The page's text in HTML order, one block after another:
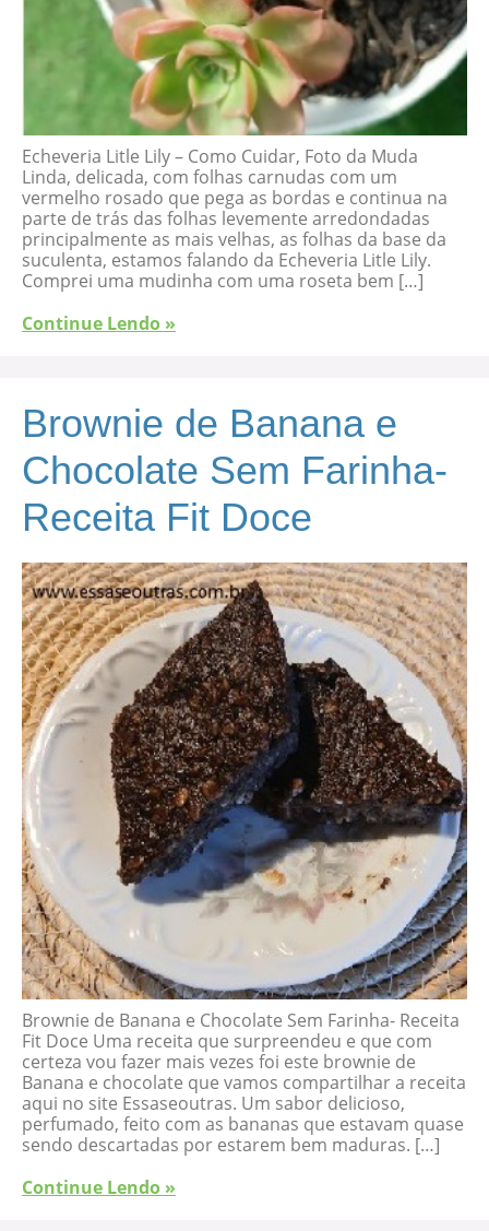
Echeveria Litle Lily – Como Cuidar, Foto da Muda
Linda, delicada, com folhas carnudas com um
vermelho rosado que pega as bordas e continua na
parte de trás das folhas levemente arredondadas
principalmente as mais velhas, as folhas da base da
suculenta, estamos falando da Echeveria Litle Lily.
Comprei uma mudinha com uma roseta bem […]
Continue Lendo »
Brownie de Banana e
Chocolate Sem Farinha-
Receita Fit Doce
Brownie de Banana e Chocolate Sem Farinha- Receita
Fit Doce Uma receita que surpreendeu e que com
certeza vou fazer mais vezes foi este brownie de
Banana e chocolate que vamos compartilhar a receita
aqui no site Essaseoutras. Um sabor delicioso,
perfumado, feito com as bananas que estavam quase
sendo descartadas por estarem bem maduras. […]
Continue Lendo »